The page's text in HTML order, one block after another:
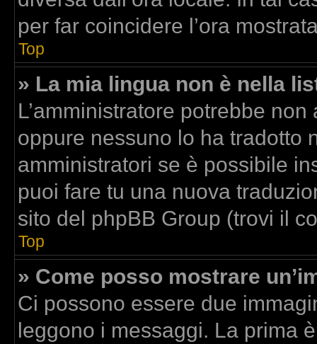
per far coincidere l’ora
Top
» La mia lingua non è nella
L’amministratore potrebbe
oppure nessuno lo ha tradotto
amministratori se è possibile
puoi fare tu una nuova
sito del phpBB Group (trovi il
Top
» Come posso mostrare
Ci possono essere due
leggono i messaggi. La prima